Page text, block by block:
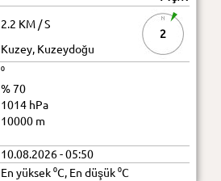
2.2 KM / S
2
Kuzey, Kuzeydoğu
⁰
% 70
1014 hPa
10000 m
10.08.2026 - 05:50
En yüksek ⁰C, En düşük ⁰C